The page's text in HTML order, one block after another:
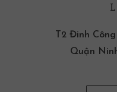
T2 Đinh
Quận